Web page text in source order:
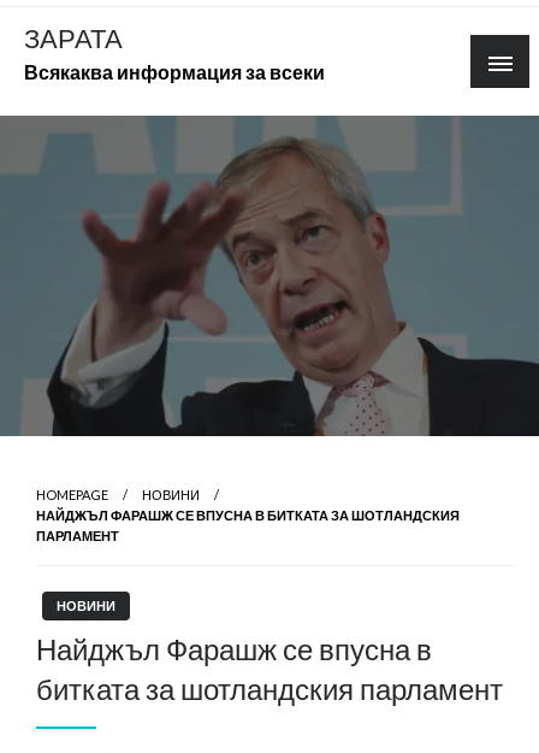
Skip
content
ЗАРАТА
Всякаква информация за всеки
HOMEPAGE
НОВИНИ
НАЙДЖЪЛ ФАРАШЖ СЕ ВПУСНА В БИТКАТА ЗА ШОТЛАНДСКИЯ
ПАРЛАМЕНТ
НОВИНИ
Найджъл Фарашж се впусна в
битката за шотландския парламент